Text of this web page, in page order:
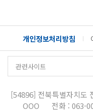
개인정보처리방침
[54896] 전북특별자치도
OOO
전화 : 063-